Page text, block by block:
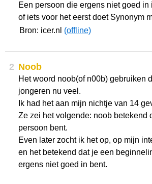
Een persoon die ergens niet goed in
of iets voor het eerst doet Synonym
Bron: icer.nl (offline)
2 Noob
Het woord noob(of n00b) gebruiken
jongeren nu veel.
Ik had het aan mijn nichtje van 14
Ze zei het volgende: noob betekend
persoon bent.
Even later zocht ik het op, op mijn
en het betekend dat je een
ergens niet goed in bent.